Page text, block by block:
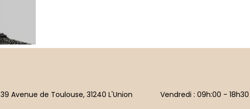
39 Avenue de Toulouse, 31240 L'Union Vendredi : 09h:00 - 18h30